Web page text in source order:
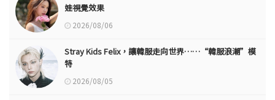
娃視覺效果
2026/08/06
Stray Kids Felix，讓韓服走向世界……“韓服浪潮”模
特
2026/08/05